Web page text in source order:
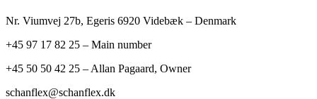
Nr. Viumvej 27b, Egeris 6920 Videbæk – Denmark
+45 97 17 82 25 – Main number
+45 50 50 42 25 – Allan Pagaard, Owner
schanflex@schanflex.dk